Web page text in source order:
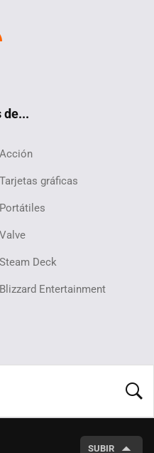
de...
Acción
Tarjetas gráficas
Portátiles
Valve
Steam Deck
Blizzard Entertainment
SUBIR